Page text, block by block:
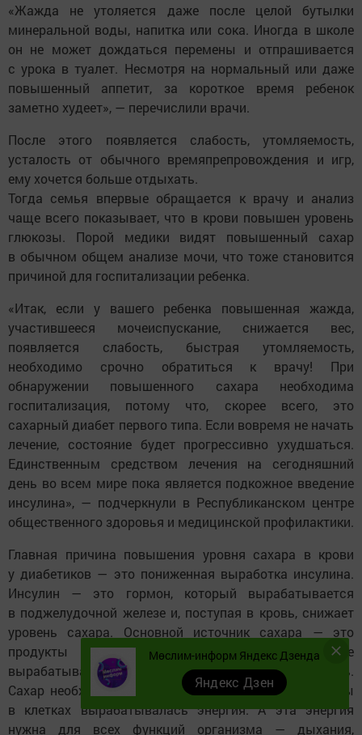
«Жажда не утоляется даже после целой бутылки
минеральной воды, напитка или сока. Иногда в школе
он не может дождаться перемены и отпрашивается
с урока в туалет. Несмотря на нормальный или даже
повышенный аппетит, за короткое время ребенок
заметно худеет», — перечислили врачи.
После этого появляется слабость, утомляемость,
усталость от обычного времяпрепровождения и игр,
ему хочется больше отдыхать.
Тогда семья впервые обращается к врачу и анализ
чаще всего показывает, что в крови повышен уровень
глюкозы. Порой медики видят повышенный сахар
в обычном общем анализе мочи, что тоже становится
причиной для госпитализации ребенка.
«Итак, если у вашего ребенка повышенная жажда,
участившееся мочеиспускание, снижается вес,
появляется слабость, быстрая утомляемость,
необходимо срочно обратиться к врачу! При
обнаружении повышенного сахара необходима
госпитализация, потому что, скорее всего, это
сахарный диабет первого типа. Если вовремя не начать
лечение, состояние будет прогрессивно ухудшаться.
Единственным средством лечения на сегодняшний
день во всем мире пока является подкожное введение
инсулина», — подчеркнули в Республиканском центре
общественного здоровья и медицинской профилактики.
Главная причина повышения уровня сахара в крови
у диабетиков — это пониженная выработка инсулина.
Инсулин — это гормон, который вырабатывается
в поджелудочной железе и, поступая в кровь, снижает
уровень сахара. Основной источник сахара — это
продукты питания. После еды в кишечнике
вырабатывается глюкоза, затем она поступает в кровь.
Сахар необходим организму человека для того, чтобы
в клетках вырабатывалась энергия. А эта энергия
нужна для всех функций организма — дыхания,
Мөслим-информ Яндекс Дзенда
Яндекс Дзен